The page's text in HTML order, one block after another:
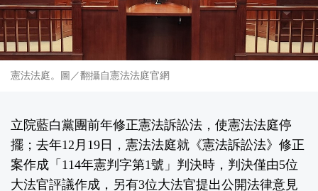
憲法法庭。圖／翻攝自憲法法庭官網
立院藍白黨團前年修正憲法訴訟法，使憲法法庭停
擺；去年12月19日，憲法法庭就《憲法訴訟法》修正
案作成「114年憲判字第1號」判決時，判決僅由5位
大法官評議作成，另有3位大法官提出公開法律意見